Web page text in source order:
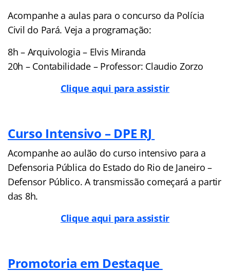
Acompanhe a aulas para o concurso da Polícia
Civil do Pará. Veja a programação:
8h – Arquivologia – Elvis Miranda
20h – Contabilidade – Professor: Claudio Zorzo
Clique aqui para assistir
Curso Intensivo – DPE RJ
Acompanhe ao aulão do curso intensivo para a
Defensoria Pública do Estado do Rio de Janeiro –
Defensor Público. A transmissão começará a partir
das 8h.
Clique aqui para assistir
Promotoria em Destaque